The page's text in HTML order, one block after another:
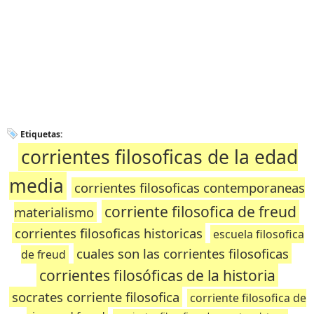
Etiquetas:
corrientes filosoficas de la edad
media
corrientes filosoficas contemporaneas
materialismo
corriente filosofica de freud
corrientes filosoficas historicas
escuela filosofica
de freud
cuales son las corrientes filosoficas
corrientes filosóficas de la historia
socrates corriente filosofica
corriente filosofica de